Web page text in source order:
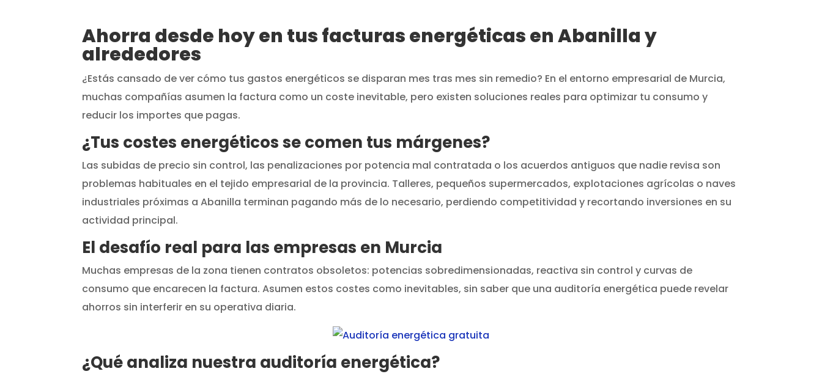
Ahorra desde hoy en tus facturas energéticas en Abanilla y
alrededores
¿Estás cansado de ver cómo tus gastos energéticos se disparan mes tras mes sin remedio? En el entorno empresarial de Murcia,
muchas compañías asumen la factura como un coste inevitable, pero existen soluciones reales para optimizar tu consumo y
reducir los importes que pagas.
¿Tus costes energéticos se comen tus márgenes?
Las subidas de precio sin control, las penalizaciones por potencia mal contratada o los acuerdos antiguos que nadie revisa son
problemas habituales en el tejido empresarial de la provincia. Talleres, pequeños supermercados, explotaciones agrícolas o naves
industriales próximas a Abanilla terminan pagando más de lo necesario, perdiendo competitividad y recortando inversiones en su
actividad principal.
El desafío real para las empresas en Murcia
Muchas empresas de la zona tienen contratos obsoletos: potencias sobredimensionadas, reactiva sin control y curvas de
consumo que encarecen la factura. Asumen estos costes como inevitables, sin saber que una auditoría energética puede revelar
ahorros sin interferir en su operativa diaria.
¿Qué analiza nuestra auditoría energética?